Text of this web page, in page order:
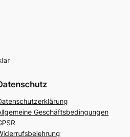
Geschäftsbedingungen